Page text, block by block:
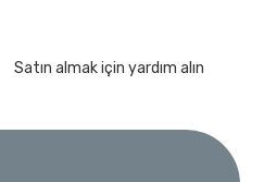
Satın almak için yardım alın